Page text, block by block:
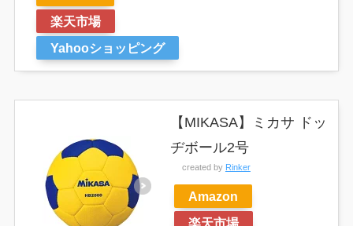
楽天市場
Yahooショッピング
【MIKASA】ミカサ ドッ
ヂボール2号
created by Rinker
Amazon
楽天市場